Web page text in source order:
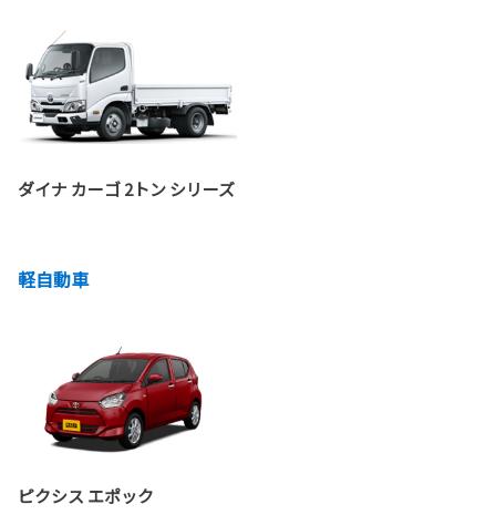
ダイナ カーゴ 2トン シリーズ
軽自動車
ピクシス エポック